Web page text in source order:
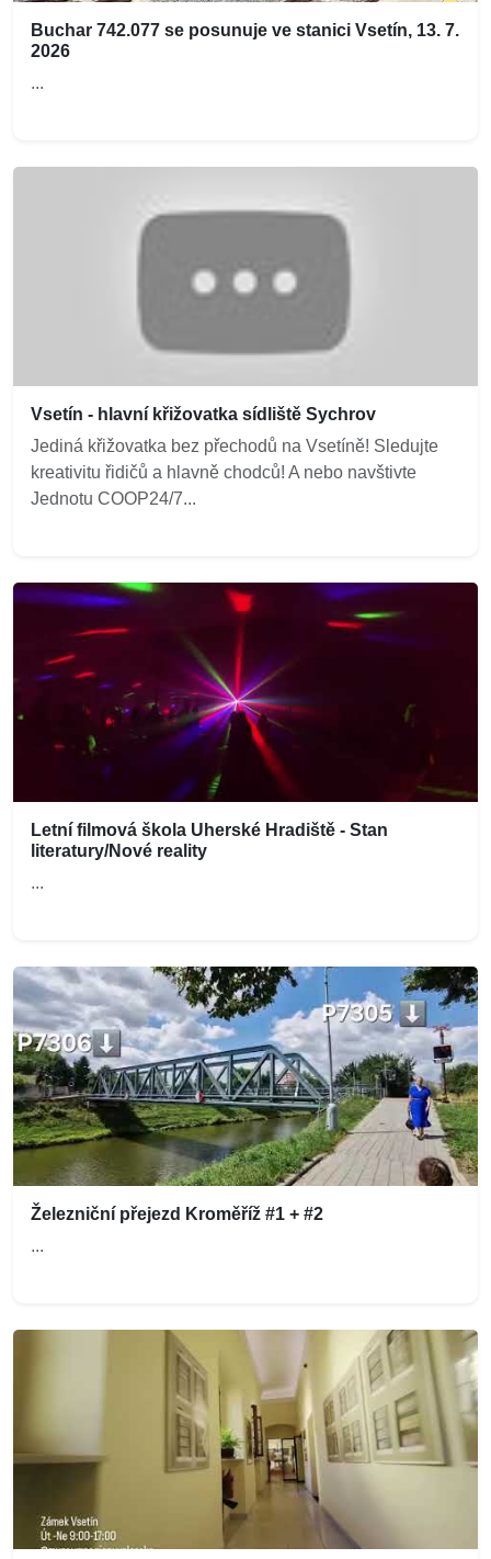
Buchar 742.077 se posunuje ve stanici Vsetín, 13. 7.
2026
...
Vsetín - hlavní křižovatka sídliště Sychrov
Jediná křižovatka bez přechodů na Vsetíně! Sledujte
kreativitu řidičů a hlavně chodců! A nebo navštivte
Jednotu COOP24/7...
Letní filmová škola Uherské Hradiště - Stan
literatury/Nové reality
...
Železniční přejezd Kroměříž #1 + #2
...